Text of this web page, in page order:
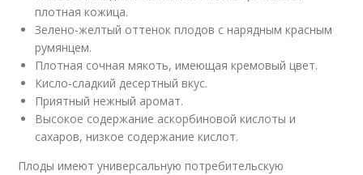
плотная кожица.
Зелено-желтый оттенок плодов с нарядным красным
румянцем.
Плотная сочная мякоть, имеющая кремовый цвет.
Кисло-сладкий десертный вкус.
Приятный нежный аромат.
Высокое содержание аскорбиновой кислоты и
сахаров, низкое содержание кислот.
Плоды имеют универсальную потребительскую